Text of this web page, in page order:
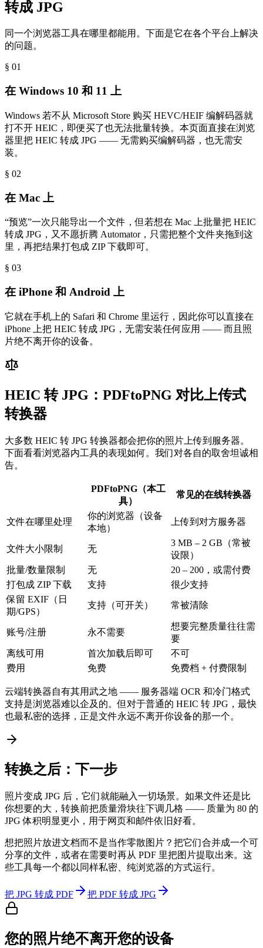
转成 JPG
同一个浏览器工具在哪里都能用。下面是它在各个平台上解决
的问题。
§ 01
在 Windows 10 和 11 上
Windows 若不从 Microsoft Store 购买 HEVC/HEIF 编解码器就
打不开 HEIC，即便买了也无法批量转换。本页面直接在浏览
器里把 HEIC 转成 JPG —— 无需购买编解码器，也无需安
装。
§ 02
在 Mac 上
“预览”一次只能导出一个文件，但若想在 Mac 上批量把 HEIC
转成 JPG，又不愿折腾 Automator，只需把整个文件夹拖到这
里，再把结果打包成 ZIP 下载即可。
§ 03
在 iPhone 和 Android 上
它就在手机上的 Safari 和 Chrome 里运行，因此你可以直接在
iPhone 上把 HEIC 转成 JPG，无需安装任何应用 —— 而且照
片绝不离开你的设备。
HEIC 转 JPG：PDFtoPNG 对比上传式
转换器
大多数 HEIC 转 JPG 转换器都会把你的照片上传到服务器。
下面看看浏览器内工具的表现如何。我们对各自的取舍坦诚相
告。
PDFtoPNG（本工
具）
常见的在线转换器
文件在哪里处理
你的浏览器（设备
本地）
上传到对方服务器
文件大小限制 无
3 MB – 2 GB（常被
设限）
批量/数量限制
无
20 – 200，或需付费
打包成 ZIP 下载
支持
很少支持
保留 EXIF（日
期/GPS）
支持（可开关） 常被清除
账号/注册 永不需要
想要完整质量往往需
要
离线可用
首次加载后即可
不可
费用
免费 免费档 + 付费限制
云端转换器自有其用武之地 —— 服务器端 OCR 和冷门格式
支持是浏览器难以企及的。但对于普通的 HEIC 转 JPG，最快
也最私密的选择，正是文件永远不离开你设备的那一个。
转换之后：下一步
照片变成 JPG 后，它们就能融入一切场景。如果文件还是比
你想要的大，转换前把质量滑块往下调几格 —— 质量为 80 的
JPG 体积明显更小，用于网页和邮件依旧好看。
想把照片放进文档而不是当作零散图片？把它们合并成一个可
分享的文件，或者在需要时再从 PDF 里把图片提取出来。这
些工具每一个都以同样私密、纯浏览器的方式运行。
把 JPG 转成 PDF 把 PDF 转成 JPG
您的照片绝不离开您的设备